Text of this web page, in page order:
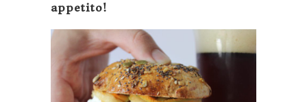
appetito!